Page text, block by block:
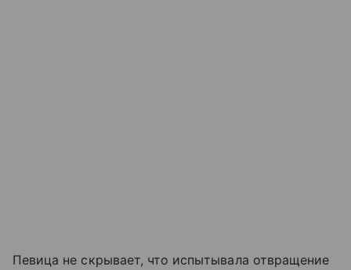
Певица не скрывает, что испытывала отвращение